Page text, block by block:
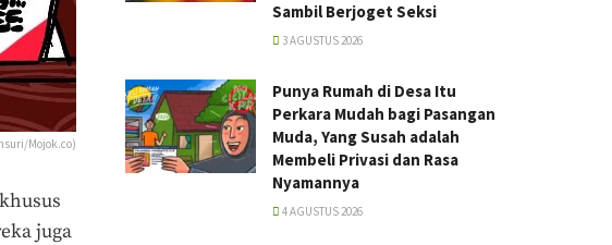
Mojok.co)
juga
Sambil Berjoget Seksi
3 AGUSTUS 2026
Punya Rumah di Desa Itu
Perkara Mudah bagi Pasangan
Muda, Yang Susah adalah
Membeli Privasi dan Rasa
Nyamannya
4 AGUSTUS 2026